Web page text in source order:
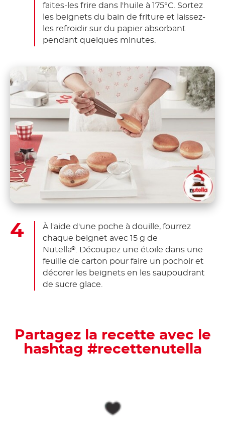
faites-les frire dans l'huile à 175°C. Sortez
les beignets du bain de friture et laissez-
les refroidir sur du papier absorbant
pendant quelques minutes.
À l'aide d'une poche à douille, fourrez
chaque beignet avec 15 g de
Nutella®
. Découpez une étoile dans une
feuille de carton pour faire un pochoir et
décorer les beignets en les saupoudrant
de sucre glace.
Partagez la recette avec le
hashtag #recettenutella